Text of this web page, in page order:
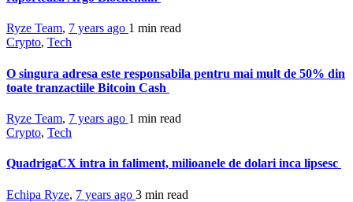
Ryze Team, 7 years ago 1 min read
Crypto, Tech
O singura adresa este responsabila pentru mai mult de 50% din
toate tranzactiile Bitcoin Cash
Ryze Team, 7 years ago 1 min read
Crypto, Tech
QuadrigaCX intra in faliment, milioanele de dolari inca lipsesc
Echipa Ryze, 7 years ago 3 min read